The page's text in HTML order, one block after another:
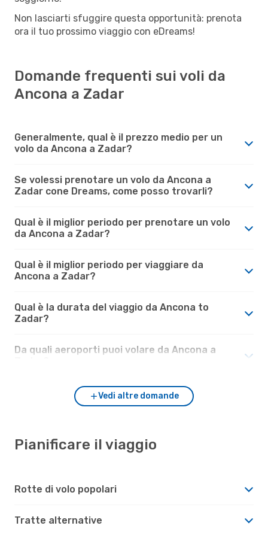
Non lasciarti sfuggire questa opportunità: prenota
ora il tuo prossimo viaggio con eDreams!
Domande frequenti sui voli da
Ancona a Zadar
Generalmente, qual è il prezzo medio per un
volo da Ancona a Zadar?
Se volessi prenotare un volo da Ancona a
Zadar cone Dreams, come posso trovarli?
Qual è il miglior periodo per prenotare un volo
da Ancona a Zadar?
Qual è il miglior periodo per viaggiare da
Ancona a Zadar?
Qual è la durata del viaggio da Ancona to
Zadar?
Da quali aeroporti puoi volare da Ancona a
Vedi altre domande
Pianificare il viaggio
Rotte di volo popolari
Tratte alternative